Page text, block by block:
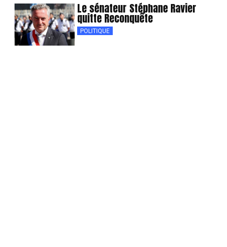
Le sénateur Stéphane Ravier
quitte Reconquête
POLITIQUE